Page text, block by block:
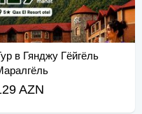
в Гянджу Гёйгёль
AZN